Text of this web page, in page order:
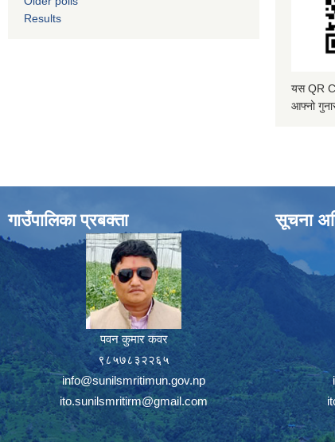
Results
यस QR
आफ्नो
गाउँपालिका प्रबक्ता
पवन कुमार कवर
९८५७८३२२६५
info@sunilsmritimun.gov.np
ito.sunilsmritirm@gmail.com
सूचना